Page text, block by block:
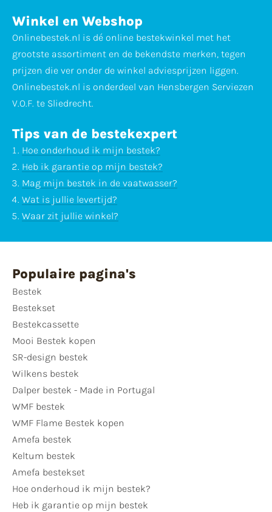
Winkel en Webshop
Onlinebestek.nl is dé online bestekwinkel met het
grootste assortiment en de bekendste merken, tegen
prijzen die ver onder de winkel adviesprijzen liggen.
Onlinebestek.nl is onderdeel van Hensbergen Serviezen
V.O.F. te Sliedrecht.
Tips van de bestekexpert
Hoe onderhoud ik mijn bestek?
Heb ik garantie op mijn bestek?
Mag mijn bestek in de vaatwasser?
Wat is jullie levertijd?
Waar zit jullie winkel?
Populaire pagina's
Bestek
Bestekset
Bestekcassette
Mooi Bestek kopen
SR-design bestek
Wilkens bestek
Dalper bestek - Made in Portugal
WMF bestek
WMF Flame Bestek kopen
Amefa bestek
Keltum bestek
Amefa bestekset
Hoe onderhoud ik mijn bestek?
Heb ik garantie op mijn bestek